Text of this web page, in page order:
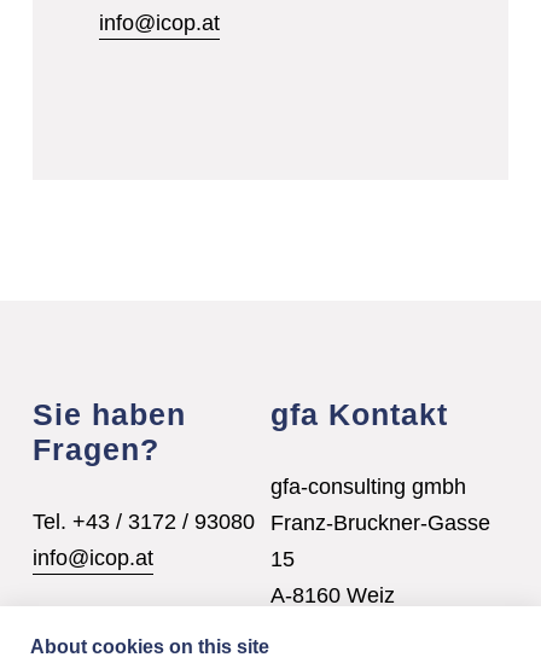
info@icop.at
Sie haben
Fragen?
Tel. +43 / 3172 / 93080
info@icop.at
gfa Kontakt
gfa-consulting gmbh
Franz-Bruckner-Gasse
15
A-8160 Weiz
About cookies on this site